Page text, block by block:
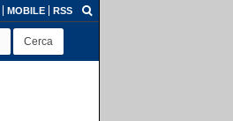
MOBILE RSS